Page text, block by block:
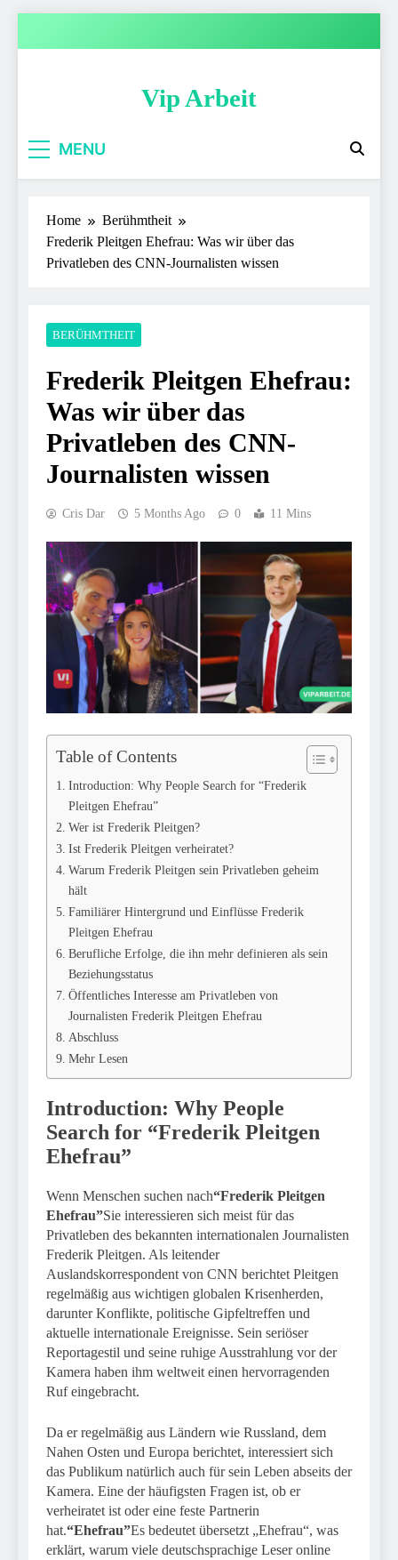
Vip Arbeit
MENU
Home
Berühmtheit
Frederik Pleitgen Ehefrau: Was wir über das
Privatleben des CNN-Journalisten wissen
BERÜHMTHEIT
Frederik Pleitgen Ehefrau:
Was wir über das
Privatleben des CNN-
Journalisten wissen
Cris Dar 5 Months Ago 0 11 Mins
Table of Contents
Introduction: Why People Search for “Frederik
Pleitgen Ehefrau”
Wer ist Frederik Pleitgen?
Ist Frederik Pleitgen verheiratet?
Warum Frederik Pleitgen sein Privatleben geheim
hält
Familiärer Hintergrund und Einflüsse Frederik
Pleitgen Ehefrau
Berufliche Erfolge, die ihn mehr definieren als sein
Beziehungsstatus
Öffentliches Interesse am Privatleben von
Journalisten Frederik Pleitgen Ehefrau
Abschluss
Mehr Lesen
Introduction: Why People
Search for “Frederik Pleitgen
Ehefrau”
Wenn Menschen suchen nach“Frederik Pleitgen
Ehefrau”Sie interessieren sich meist für das
Privatleben des bekannten internationalen Journalisten
Frederik Pleitgen. Als leitender
Auslandskorrespondent von CNN berichtet Pleitgen
regelmäßig aus wichtigen globalen Krisenherden,
darunter Konflikte, politische Gipfeltreffen und
aktuelle internationale Ereignisse. Sein seriöser
Reportagestil und seine ruhige Ausstrahlung vor der
Kamera haben ihm weltweit einen hervorragenden
Ruf eingebracht.
Da er regelmäßig aus Ländern wie Russland, dem
Nahen Osten und Europa berichtet, interessiert sich
das Publikum natürlich auch für sein Leben abseits der
Kamera. Eine der häufigsten Fragen ist, ob er
verheiratet ist oder eine feste Partnerin
hat.“Ehefrau”Es bedeutet übersetzt „Ehefrau“, was
erklärt, warum viele deutschsprachige Leser online